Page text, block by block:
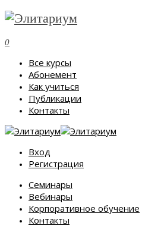
0
Все курсы
Абонемент
Как учиться
Публикации
Контакты
Вход
Регистрация
Семинары
Вебинары
Корпоративное обучение
Контакты